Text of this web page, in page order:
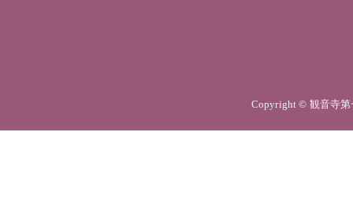
Copyright © 観音寺第